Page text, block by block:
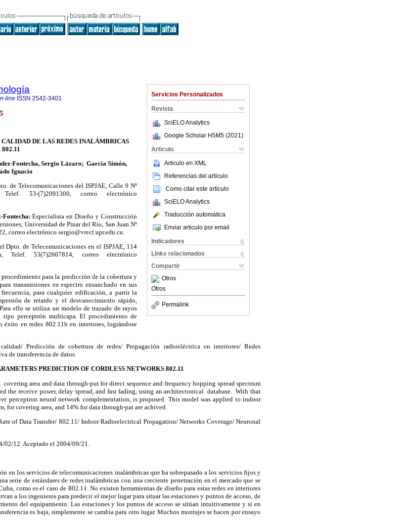
Servicios Personalizados
Revista
SciELO Analytics
Google Scholar H5M5 (2021 )
Articulo
Articulo en XML
Referencias del artículo
Como citar este artículo
SciELO Analytics
Traducción automática
Enviar articulo por email
Indicadores
Links relacionados
Compartir
Otros
Otros
Permalink
line ISSN 2542-3401
DE LAS REDES INALÁMBRICAS
802.11
Fontecha, Sergio Lázaro; García Simón,
Ignacio
de Telecomunicaciones del ISPJAE, Calle 9 Nº
53-(7)2091300, correo electrónico
Especialista en Diseño y Construcción
Universidad de Pinar del Río, San Juan Nº
correo electrónico sergio@vrect.upr.edu.cu.
Dpto. de Telecomunicaciones en el ISPJAE, 114
53(7)2607814, correo electrónico
para la predicción de la cobertura y
transmisiones en espectro ensanchado en sus
para cualquier edificación, a partir la
de retardo y el desvanecimiento rápido,
ello se utiliza un modelo de trazado de rayos
tipo perceptrón multicapa. El procedimiento de
en redes 802.11b en interiores, lográndose
Predicción de cobertura de redes/ Propagación radioeléctrica en interiores/ Redes
de transferencia de datos.
PREDICTION OF CORDLESS NETWORKS 802.11
area and data through-put for direct sequence and frequency hopping spread spectrum
the receive power, delay spread, and fast fading, using an architectonical database. With that
perceptron neural network complementation, is proposed. This model was applied to indoor
for covering area, and 14% for data through-pat are achived.
of Data Transfer/ 802.11/ Indoor Radioelectrical Propagation/ Networks Coverage/ Neuronal
12 Aceptado el 2004/09/21.
en los servicios de telecomunicaciones inalámbricas que ha sobrepasado a los servicios fijos y
serie de estándares de redes inalámbricas con una creciente penetración en el mercado que se
como es el caso de 802.11. No existen herramientas de diseño para estas redes en interiores
a los ingenieros para predecir el mejor lugar para situar las estaciones y puntos de acceso, de
del equipamiento. Las estaciones y los puntos de acceso se sitúan intuitivamente y si en
es baja, simplemente se cambia para otro lugar. Muchos montajes se hacen por ensayo